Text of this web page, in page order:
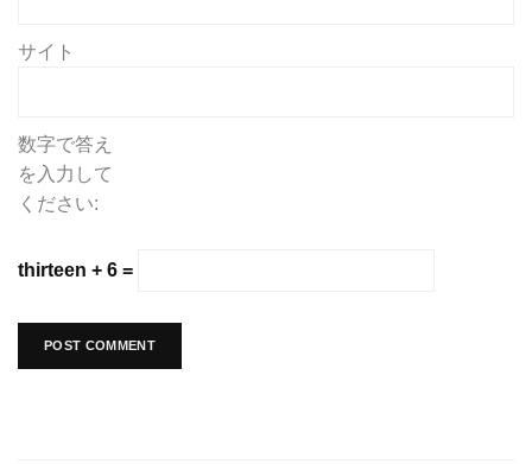
サイト
数字で答え
を入力して
ください:
thirteen + 6 =